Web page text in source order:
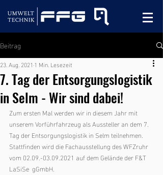
Beitrag
7. Tag der Entsorgungslogistik
in Selm - Wir sind dabei!
23. Aug. 2021 1 Min. Lesezeit
Zum ersten Mal werden wir in diesem Jahr mit
unserem Vorführfahrzeug als Aussteller an dem 7.
Tag der Entsorgungslogistik in Selm teilnehmen.
Stattfinden wird die Fachausstellung des WFZruhr
vom 02.09.-03.09.2021 auf dem Gelände der F&T
LaSiSe  gGmbH.